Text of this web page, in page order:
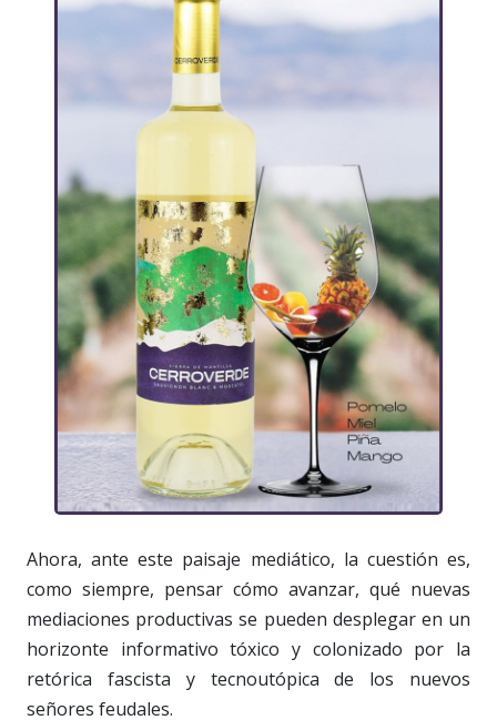
Ahora, ante este paisaje mediático, la cuestión es,
como siempre, pensar cómo avanzar, qué nuevas
mediaciones productivas se pueden desplegar en un
horizonte informativo tóxico y colonizado por la
retórica fascista y tecnoutópica de los nuevos
señores feudales.